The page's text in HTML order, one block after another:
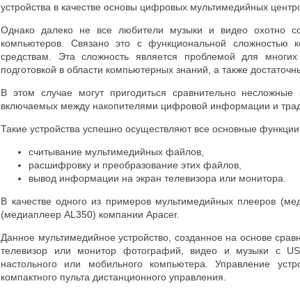
устройства в качестве основы цифровых мультимедийных
Однако далеко не все любители музыки и видео охотно
компьютеров. Связано это с функциональной сложностью
средствам. Эта сложность является проблемой для
подготовкой в области компьютерных знаний, а также
В этом случае могут пригодиться сравнительно
включаемых между накопителями цифровой информации и
Такие устройства успешно осуществляют все основные
считывание мультимедийных файлов,
расшифровку и преобразование этих файлов,
вывод информации на экран телевизора или монитора.
В качестве одного из примеров мультимедийных плееров
(медиаплеер AL350) компании Apacer.
Данное мультимедийное устройство, созданное на основе
телевизор или монитор фотографий, видео и музыки с
настольного или мобильного компьютера. Управление
компактного пульта дистанционного управления.